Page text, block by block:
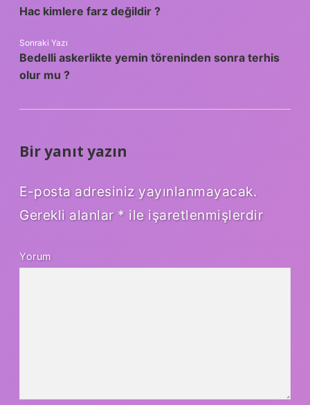
Hac kimlere farz değildir ?
Sonraki Yazı
Bedelli askerlikte yemin töreninden sonra terhis
olur mu ?
Bir yanıt yazın
E-posta adresiniz yayınlanmayacak.
Gerekli alanlar * ile işaretlenmişlerdir
Yorum